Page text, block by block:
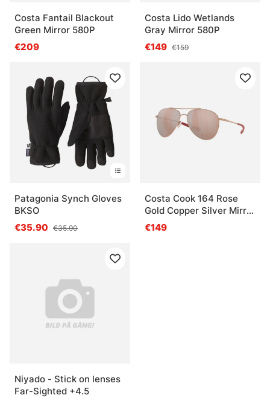
Costa Fantail Blackout
Green Mirror 580P
€209
Costa Lido Wetlands
Gray Mirror 580P
€149 €159
Patagonia Synch Gloves
BKSO
€35.90 €35.90
Costa Cook 164 Rose
Gold Copper Silver Mirror
580P
€149
Niyado - Stick on lenses
Far-Sighted +4.5